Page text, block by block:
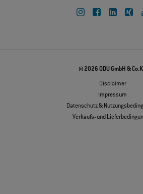
© 2026 ODU GmbH &
Disclaimer
Impressum
Datenschutz &
Verkaufs- und